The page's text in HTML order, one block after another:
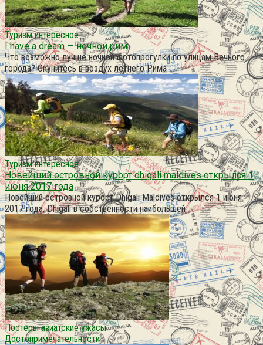
Туризм интересное
I have a dream — ночной рим
Что возможно лучше ночной фотопрогулки по улицам Вечного
города? Окунитесь в воздух летнего Рима
Туризм интересное
Новейший островной курорт dhigali maldives открылся 1
июня 2017 года
Новейший островной курорт Dhigali Maldives открылся 1 июня
2017 года. Dhigali в собственности наибольшей
Постеры азиатские ужасы
Достопримечательности